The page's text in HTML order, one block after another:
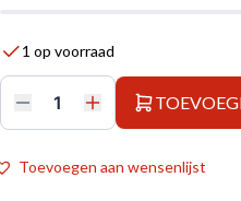
1 op voorraad
Mirage
Hobby
US
M3
Toevoegen aan wensenlijst